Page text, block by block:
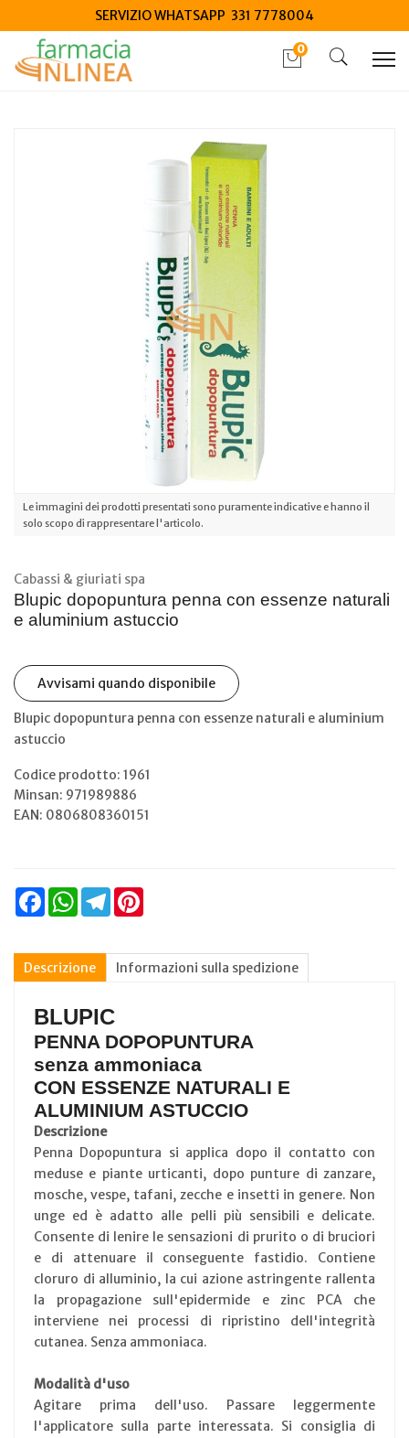
SERVIZIO WHATSAPP 331 7778004
0
astuccio
Protezione infestanti /
Blupic dopopuntura penna con essenze naturali e aluminium
astuccio
Le immagini dei prodotti presentati sono puramente indicative e hanno il
solo scopo di rappresentare l'articolo.
Cabassi & giuriati spa
Blupic dopopuntura penna con essenze naturali
e aluminium astuccio
Avvisami quando disponibile
Blupic dopopuntura penna con essenze naturali e aluminium
astuccio
Codice prodotto: 1961
Minsan: 971989886
EAN: 0806808360151
FacebookWhatsAppTelegram
Descrizione Informazioni sulla spedizione
BLUPIC
PENNA DOPOPUNTURA
senza ammoniaca
CON ESSENZE NATURALI E
ALUMINIUM ASTUCCIO
Descrizione
Penna Dopopuntura si applica dopo il contatto con
meduse e piante urticanti, dopo punture di zanzare,
mosche, vespe, tafani, zecche e insetti in genere. Non
unge ed è adatto alle pelli più sensibili e delicate.
Consente di lenire le sensazioni di prurito o di bruciori
e di attenuare il conseguente fastidio. Contiene
cloruro di alluminio, la cui azione astringente rallenta
la propagazione sull'epidermide e zinc PCA che
interviene nei processi di ripristino dell'integrità
cutanea. Senza ammoniaca.
Modalità d'uso
Agitare prima dell'uso. Passare leggermente
l'applicatore sulla parte interessata. Si consiglia di